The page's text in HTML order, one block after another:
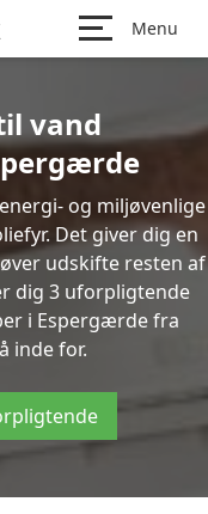
Menu
vand
og miljøvenlige
Det giver dig en
udskifte resten af
dig 3 uforpligtende
i Espergærde fra
inde for.